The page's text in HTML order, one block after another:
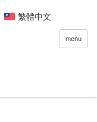
繁體中文
menu